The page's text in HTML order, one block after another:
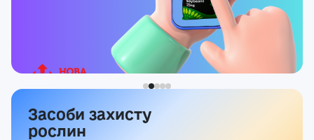
Контакти
Реєстрація
Засоби захисту
рослин